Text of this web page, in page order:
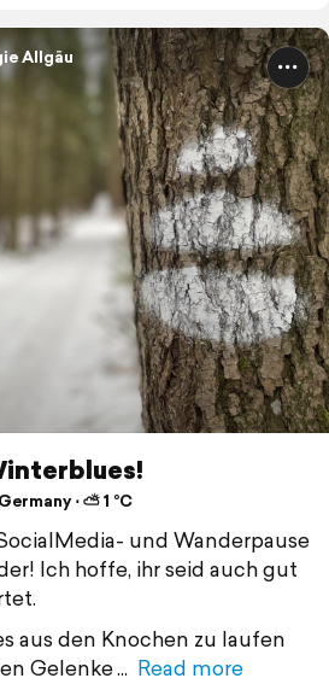
Allgäu
⋅ ⛅ 1 °C
und Wanderpause
Ich hoffe, ihr seid auch gut
aus den Knochen zu laufen
Gelenke
Read more